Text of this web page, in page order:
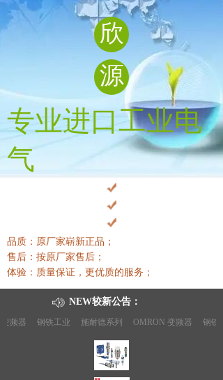
源
品质：原厂家崭新正品；
售后：按原厂家售后 ；
体验：质量保证，更优质的服务 ；
专业进口工业电
气
欣
器 钢铁工业 施耐德系列 OMRON 变频器 钢铁工业
NEW较新公告：